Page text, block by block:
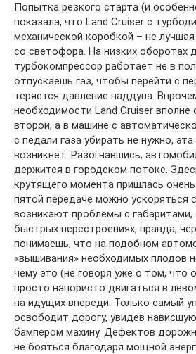
Попытка резкого старта (и
показала, что Land Cruiser с
механической коробкой – не
со светофора. На низких оборотах
турбокомпрессор работает не в
отпускаешь газ, чтобы перейти с
теряется давление наддува.
необходимости Land Cruiser вполне
второй, а в машине с
с педали газа убирать не нужно,
возникнет. Разогнавшись,
держится в городском потоке.
крутящего момента пришлась
пятой передаче можно ускоряться
возникают проблемы с габаритами,
быстрых перестроениях, правда,
понимаешь, что на подобном
«вышивания» необходимых плодов
чему это (не говоря уже о том, что
просто напористо двигаться в
на идущих впереди. Только самый
освободит дорогу, увидев
бампером махину. Дефектов
не бояться благодаря мощной